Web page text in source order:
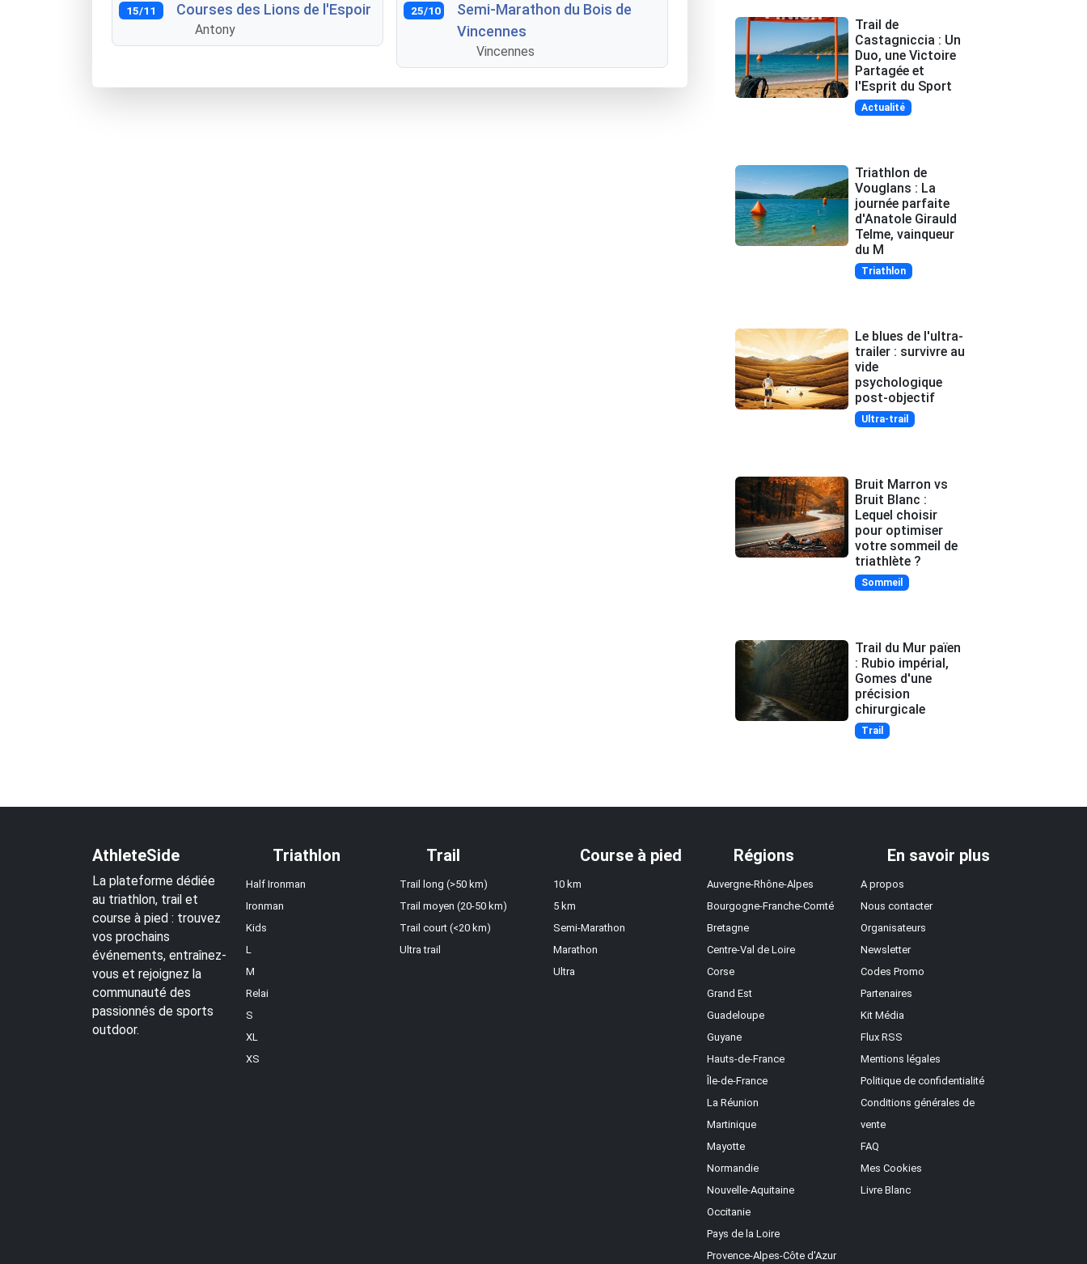
15/11 Courses des Lions de l'Espoir
Antony
25/10
Semi-Marathon du Bois de
Vincennes
Vincennes
Trail de
Castagniccia : Un
Duo, une Victoire
Partagée et
l'Esprit du Sport
Actualité
Triathlon de
Vouglans : La
journée parfaite
d'Anatole Girauld
Telme, vainqueur
du M
Triathlon
Le blues de l'ultra-
trailer : survivre au
vide
psychologique
post-objectif
Ultra-trail
Bruit Marron vs
Bruit Blanc :
Lequel choisir
pour optimiser
votre sommeil de
triathlète ?
Sommeil
Trail du Mur païen
: Rubio impérial,
Gomes d'une
précision
chirurgicale
Trail
AthleteSide
La plateforme dédiée
au triathlon, trail et
course à pied : trouvez
vos prochains
événements, entraînez-
vous et rejoignez la
communauté des
passionnés de sports
outdoor.
Triathlon
Half Ironman
Ironman
Kids
L
M
Relai
S
XL
XS
Trail
Trail long (>50 km)
Trail moyen (20-50 km)
Trail court (<20 km)
Ultra trail
Course à pied
10 km
5 km
Semi-Marathon
Marathon
Ultra
Régions
Auvergne-Rhône-Alpes
Bourgogne-Franche-Comté
Bretagne
Centre-Val de Loire
Corse
Grand Est
Guadeloupe
Guyane
Hauts-de-France
Île-de-France
La Réunion
Martinique
Mayotte
Normandie
Nouvelle-Aquitaine
Occitanie
Pays de la Loire
Provence-Alpes-Côte d'Azur
En savoir plus
A propos
Nous contacter
Organisateurs
Newsletter
Codes Promo
Partenaires
Kit Média
Flux RSS
Mentions légales
Politique de confidentialité
Conditions générales de
vente
FAQ
Mes Cookies
Livre Blanc